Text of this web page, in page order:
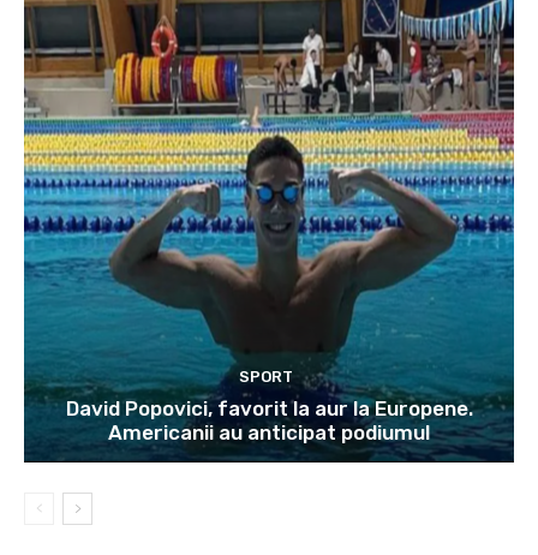
SPORT
David Popovici, favorit la aur la Europene.
Americanii au anticipat podiumul